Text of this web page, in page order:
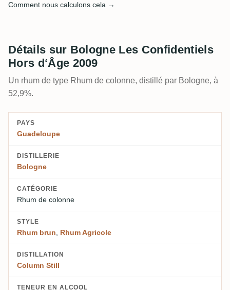
Comment nous calculons cela →
Détails sur Bologne Les Confidentiels
Hors d‘Âge 2009
Un rhum de type Rhum de colonne, distillé par Bologne, à
52,9%.
PAYS
Guadeloupe
DISTILLERIE
Bologne
CATÉGORIE
Rhum de colonne
STYLE
Rhum brun, Rhum Agricole
DISTILLATION
Column Still
TENEUR EN ALCOOL